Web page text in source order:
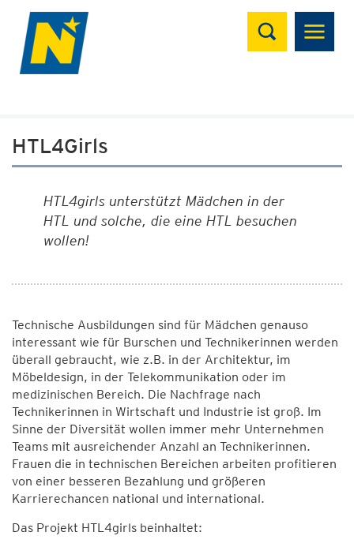
Suchen
HTL4Girls
HTL4girls unterstützt Mädchen in der
HTL und solche, die eine HTL besuchen
wollen!
Technische Ausbildungen sind für Mädchen genauso
interessant wie für Burschen und Technikerinnen werden
überall gebraucht, wie z.B. in der Architektur, im
Möbeldesign, in der Telekommunikation oder im
medizinischen Bereich. Die Nachfrage nach
Technikerinnen in Wirtschaft und Industrie ist groß. Im
Sinne der Diversität wollen immer mehr Unternehmen
Teams mit ausreichender Anzahl an Technikerinnen.
Frauen die in technischen Bereichen arbeiten profitieren
von einer besseren Bezahlung und größeren
Karrierechancen national und international.
Das Projekt HTL4girls beinhaltet: